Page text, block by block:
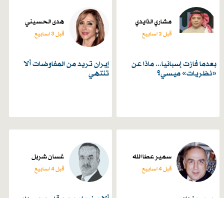
مشاري الذايدي
قبل 2 اسابیع
بعدما فازت إسبانيا... ماذا عن
«نظريات» ميسي؟
هدى الحسيني
قبل 3 اسابیع
إيران تريد من المفاوضات ألا
تنتهي
سمير عطا الله
قبل 4 اسابیع
غسان شربل
قبل 4 اسابیع